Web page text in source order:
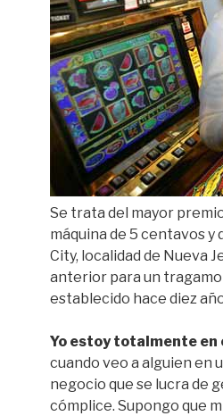
Se trata del mayor
máquina de 5 centavos y
City, localidad de Nueva
anterior para un
establecido hace diez
Yo estoy totalmente
cuando veo a alguien en
negocio que se lucra de
cómplice. Supongo que